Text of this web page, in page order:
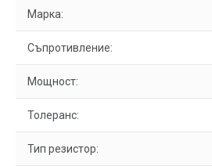
Марка:
Съпротивление:
Мощност:
Толеранс:
Тип резистор: